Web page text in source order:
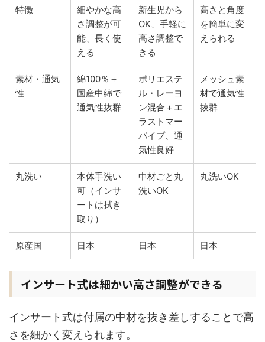
特徴
細やかな高
さ調整が可
能、長く使
える
新生児から
OK、手軽に
高さ調整で
きる
高さと角度
を簡単に変
えられる
素材・通気
性
綿100％＋
国産中綿で
通気性抜群
ポリエステ
ル・レーヨ
ン混合＋エ
ラストマー
パイプ、通
気性良好
メッシュ素
材で通気性
抜群
丸洗い
本体手洗い
可（インサ
ートは拭き
取り）
中材ごと丸
洗いOK
丸洗いOK
原産国 日本 日本 日本
インサート式は細かい高さ調整ができる
インサート式は付属の中材を抜き差しすることで高
さを細かく変えられます。